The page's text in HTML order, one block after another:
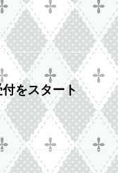
をスタート